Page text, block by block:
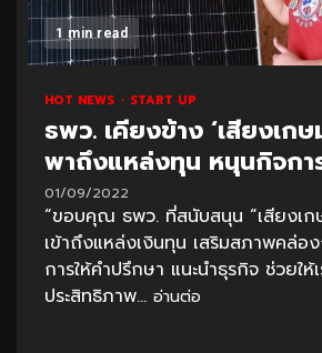
1 min read
HOT NEWS START UP
ธพว. เคียงข้าง ‘เสียงเกษ
พาถึงแหล่งทุน หนุนกิจกา
01/09/2022
“ขอบคุณ ธพว. ที่สนับสนุน “เสียงเก
เข้าถึงแหล่งเงินทุน เสริมสภาพคล่อ
การให้คำปรึกษา แนะนำธุรกิจ ช่วยให้
ประสิทธิภาพ... อ่านต่อ